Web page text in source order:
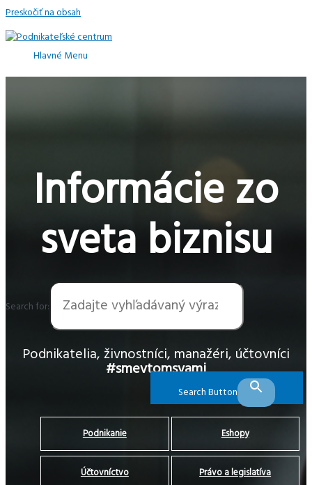
Preskočiť na obsah
Hlavné Menu
Informácie zo
sveta biznisu
Search for:
Search Button
Podnikatelia, živnostníci, manažéri, účtovníci
#smevtomsvami
Podnikanie Eshopy
Účtovníctvo Právo a legislatíva